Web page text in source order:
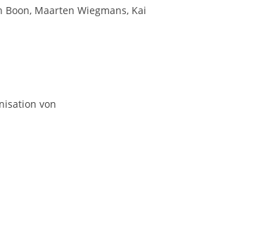
Maarten Wiegmans, Kai
von